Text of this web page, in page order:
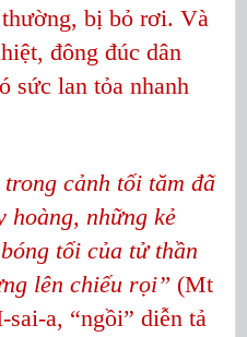
bị bỏ rơi. Và
đông đúc dân
sức lan tỏa nhanh
cảnh tối tăm đã
hoàng, những kẻ
tối của tử thần
lên chiếu rọi” (Mt
a, “ngồi” diễn tả